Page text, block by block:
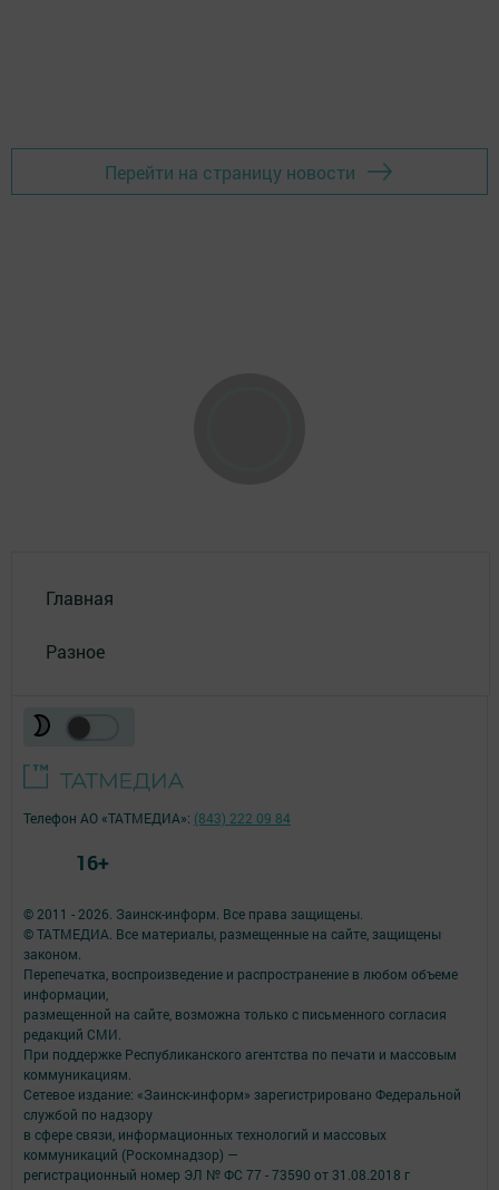
Перейти на страницу новости
Главная
Разное
© 2011 - 2026. Заинск-информ. Все права защищены.
© ТАТМЕДИА. Все материалы, размещенные на сайте, защищены
законом.
Перепечатка, воспроизведение и распространение в любом объеме
информации,
размещенной на сайте, возможна только с письменного согласия
редакций СМИ.
При поддержке Республиканского агентства по печати и массовым
коммуникациям.
Сетевое издание: «Заинск-информ» зарегистрировано Федеральной
службой по надзору
в сфере связи, информационных технологий и массовых
коммуникаций (Роскомнадзор) —
регистрационный номер ЭЛ № ФС 77 - 73590 от 31.08.2018 г
Телефон АО «ТАТМЕДИА»: (843) 222 09 84
16+